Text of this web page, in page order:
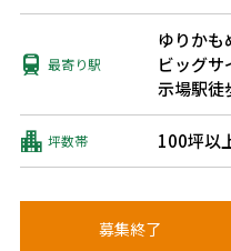
最寄り駅
ゆりかも
ビッグ
示場駅徒
坪数帯 100坪以
募集終了